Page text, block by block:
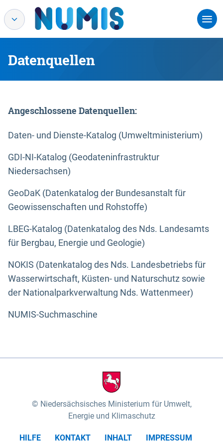
Datenquellen
Angeschlossene Datenquellen:
Daten- und Dienste-Katalog (Umweltministerium)
GDI-NI-Katalog (Geodateninfrastruktur
Niedersachsen)
GeoDaK (Datenkatalog der Bundesanstalt für
Geowissenschaften und Rohstoffe)
LBEG-Katalog (Datenkatalog des Nds. Landesamts
für Bergbau, Energie und Geologie)
NOKIS (Datenkatalog des Nds. Landesbetriebs für
Wasserwirtschaft, Küsten- und Naturschutz sowie
der Nationalparkverwaltung Nds. Wattenmeer)
NUMIS-Suchmaschine
Niedersächsisches Ministerium für Umwelt,
Energie und Klimaschutz
HILFE KONTAKT INHALT
IMPRESSUM